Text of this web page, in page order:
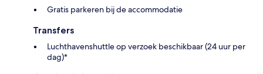
Gratis parkeren bij de accommodatie
Transfers
Luchthavenshuttle op verzoek beschikbaar (24 uur per
dag)*